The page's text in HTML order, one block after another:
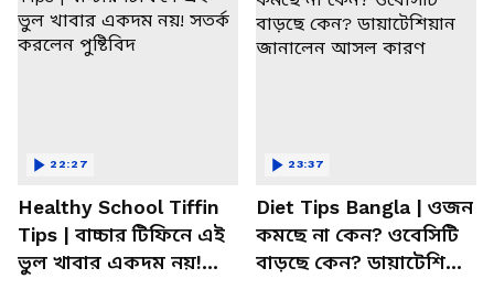
Healthy School Tiffin
Tips | বাচ্চার টিফিনে এই
ভুল খাবার একদম নয়!
22:27
Diet Tips Bangla | ওজন
কমছে না কেন? ওবেসিটি
বাড়ছে কেন? ডায়াটেশিয়ান
23:37